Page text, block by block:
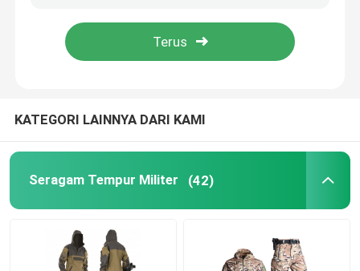
KATEGORI LAINNYA DARI KAMI
Seragam Tempur Militer (42)